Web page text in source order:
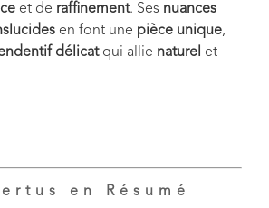
et de raffinement. Ses nuances
en font une pièce unique,
délicatqui allie naturel et
en Résumé